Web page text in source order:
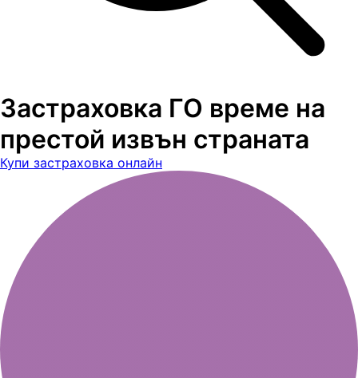
Застраховка ГО време на
престой извън страната
Купи застраховка онлайн